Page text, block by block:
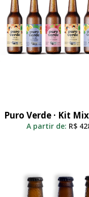
Adicionar Ao
Puro Verde · Kit Mix
A partir de: R$